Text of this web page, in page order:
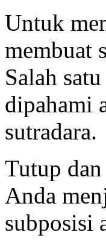
Untuk
membuat
Salah
dipahami
sutradara.
Tutup
Anda
subposisi